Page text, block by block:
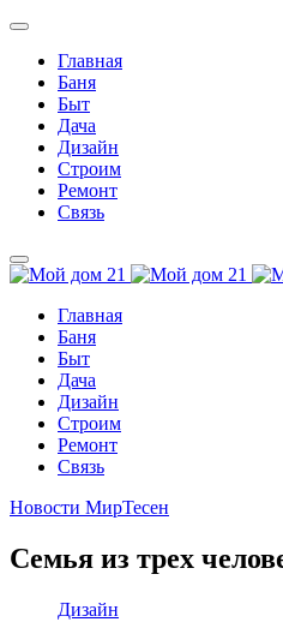
Главная
Баня
Быт
Дача
Дизайн
Строим
Ремонт
Связь
Главная
Баня
Быт
Дача
Дизайн
Строим
Ремонт
Связь
Новости МирТесен
Семья из трех
Дизайн